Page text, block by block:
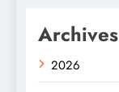
Archives
2026